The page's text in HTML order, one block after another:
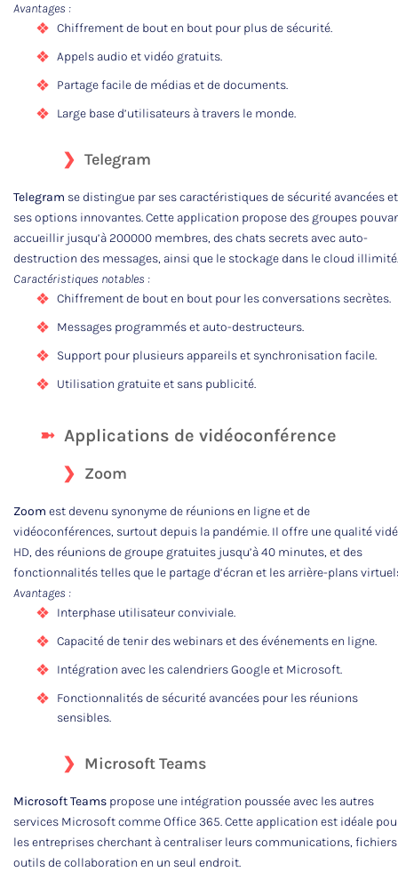
Avantages :
Chiffrement de bout en bout pour plus de sécurité.
Appels audio et vidéo gratuits.
Partage facile de médias et de documents.
Large base d’utilisateurs à travers le monde.
Telegram
Telegram se distingue par ses caractéristiques de sécurité avancées et
ses options innovantes. Cette application propose des groupes
accueillir jusqu’à 200000 membres, des chats secrets avec auto-
destruction des messages, ainsi que le stockage dans le cloud illimité.
Caractéristiques notables :
Chiffrement de bout en bout pour les conversations secrètes.
Messages programmés et auto-destructeurs.
Support pour plusieurs appareils et synchronisation facile.
Utilisation gratuite et sans publicité.
Applications de vidéoconférence
Zoom
Zoom est devenu synonyme de réunions en ligne et de
vidéoconférences, surtout depuis la pandémie. Il offre une qualité
HD, des réunions de groupe gratuites jusqu’à 40 minutes, et des
fonctionnalités telles que le partage d’écran et les arrière-plans
Avantages :
Interphase utilisateur conviviale.
Capacité de tenir des webinars et des événements en ligne.
Intégration avec les calendriers Google et Microsoft.
Fonctionnalités de sécurité avancées pour les réunions
sensibles.
Microsoft Teams
Microsoft Teams propose une intégration poussée avec les autres
services Microsoft comme Office 365. Cette application est idéale
les entreprises cherchant à centraliser leurs communications,
outils de collaboration en un seul endroit.